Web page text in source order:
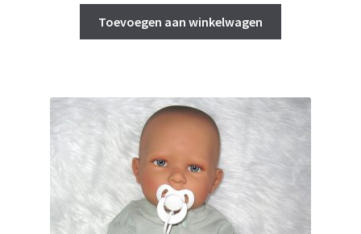
Toevoegen aan winkelwagen